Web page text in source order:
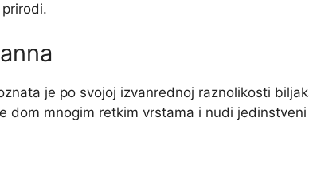
je po svojoj izvanrednoj raznolikosti
dom mnogim retkim vrstama i nudi